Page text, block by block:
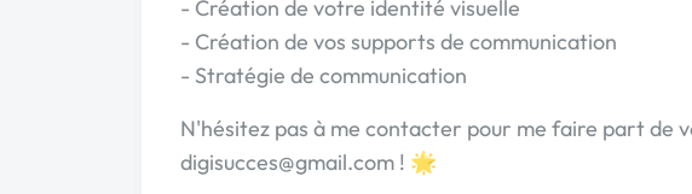
- Création de votre identité visuelle
- Création de vos supports de communication
- Stratégie de communication
N'hésitez pas à me contacter pour me faire part de
digisucces@gmail.com ! 🌟